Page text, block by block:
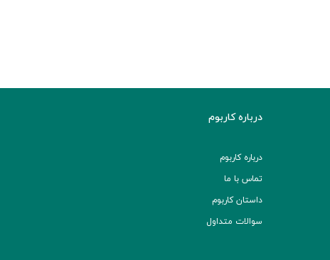
درباره کاربوم
درباره کاربوم
تماس با ما
داستان کاربوم
سوالات متداول